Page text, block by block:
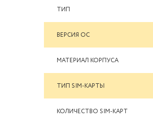
ТИП
ВЕРСИЯ ОС
МАТЕРИАЛ КОРПУСА
ТИП SIM-КАРТЫ
КОЛИЧЕСТВО SIM-КАРТ